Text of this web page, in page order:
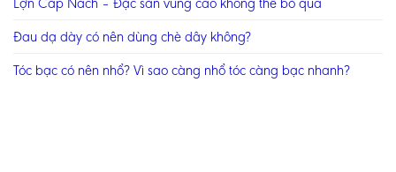
Đau dạ dày có nên dùng chè dây không?
Tóc bạc có nên nhổ? Vì sao càng nhổ tóc càng bạc nhanh?